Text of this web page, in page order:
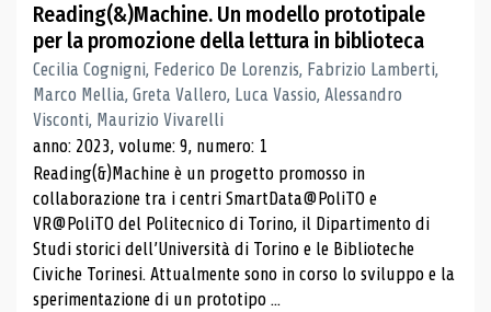
Reading(&)Machine. Un modello prototipale
per la promozione della lettura in biblioteca
Cecilia Cognigni, Federico De Lorenzis, Fabrizio Lamberti,
Marco Mellia, Greta Vallero, Luca Vassio, Alessandro
Visconti, Maurizio Vivarelli
anno: 2023, volume: 9, numero: 1
Reading(&)Machine è un progetto promosso in
collaborazione tra i centri SmartData@PoliTO e
VR@PoliTO del Politecnico di Torino, il Dipartimento di
Studi storici dell’Università di Torino e le Biblioteche
Civiche Torinesi. Attualmente sono in corso lo sviluppo e la
sperimentazione di un prototipo ...